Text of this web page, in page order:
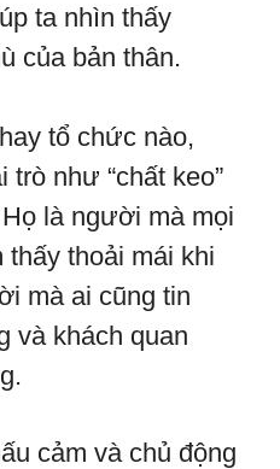
ta nhìn thấy
của bản thân.
tổ chức nào,
như “chất keo”
là người mà mọi
thấy thoải mái khi
mà ai cũng tin
và khách quan
cảm và chủ động